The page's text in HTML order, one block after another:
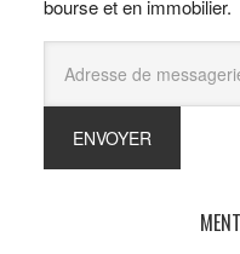
bourse et en immobilier.